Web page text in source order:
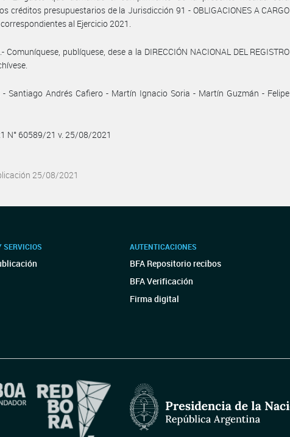
créditos presupuestarios de la Jurisdicción 91 - OBLIGACIONES A CARGO
correspondientes al Ejercicio 2021.
Comuníquese, publíquese, dese a la DIRECCIÓN NACIONAL DEL REGISTRO
- Santiago Andrés Cafiero - Martín Ignacio Soria - Martín Guzmán - Felipe
N° 60589/21 v. 25/08/2021
25/08/2021
SERVICIOS AUTENTICACIONES
BFA Repositorio recibos
BFA Verificación
Firma digital